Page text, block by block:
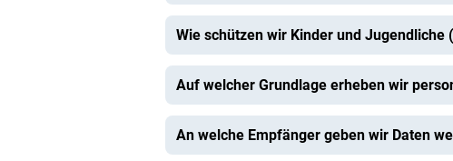
Wie schützen wir Kinder und
Auf welcher Grundlage erheben wir
An welche Empfänger geben wir Daten